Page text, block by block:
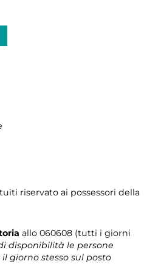
riservato ai possessori della
allo 060608 (tutti i giorni
disponibilità le persone
giorno stesso sul posto